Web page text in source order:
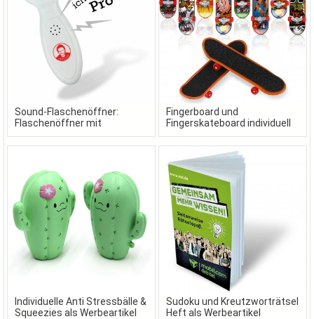
Sound-Flaschenöffner:
Flaschenöffner mit
Wunschsound als
Werbeartikel
Fingerboard und
Fingerskateboard individuell
gestaltet in Ihrem Design
Individuelle Anti Stressbälle &
Squeezies als Werbeartikel
Sudoku und Kreutzworträtsel
Heft als Werbeartikel